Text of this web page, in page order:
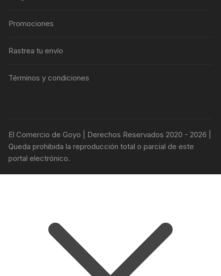
Promociones
Rastrea tu envío
Términos y condiciones
El Comercio de Goyo | Derechos Reservados 2020 - 2026 |
Queda prohibida la reproducción total o parcial de este
portal electrónico.